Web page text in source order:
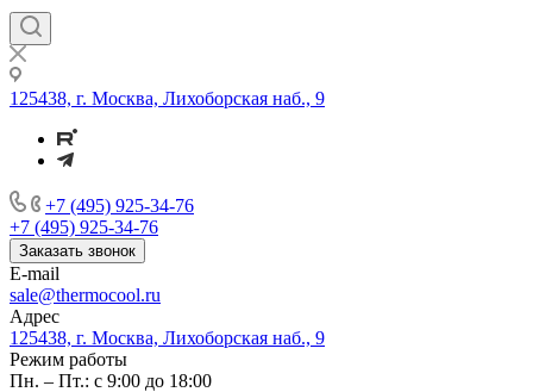
125438, г. Москва, Лихоборская наб., 9
+7 (495) 925-34-76
+7 (495) 925-34-76
Заказать звонок
E-mail
sale@thermocool.ru
Адрес
125438, г. Москва, Лихоборская наб., 9
Режим работы
Пн. – Пт.: с 9:00 до 18:00